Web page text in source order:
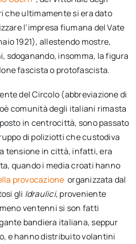
che ultimamente si era dato
l’impresa fiumana del Vate
1921), allestendo mostre,
sdoganando, insomma, la figura
fascista o protofascista.
del Circolo (abbreviazione di
comunità degli italiani rimasta
posto in centrocittà, sono passato
di poliziotti che custodiva
tensione in città, infatti, era
quando i media croati hanno
provocazione organizzata dal
gli Idraulici, proveniente
ventenni si son fatti
bandiera italiana, seppur
e hanno distribuito volantini